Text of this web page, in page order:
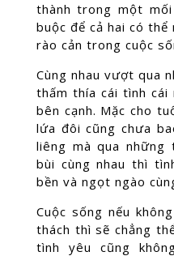
thành trong một
buộc để cả hai có
rào cản trong cuộc
Cùng nhau vượt qua
thấm thía cái tình cái
bên cạnh. Mặc cho
lứa đôi cũng chưa
liêng mà qua những
bùi cùng nhau thì
bền và ngọt ngào
Cuộc sống nếu
thách thì sẽ chẳng
tình yêu cũng